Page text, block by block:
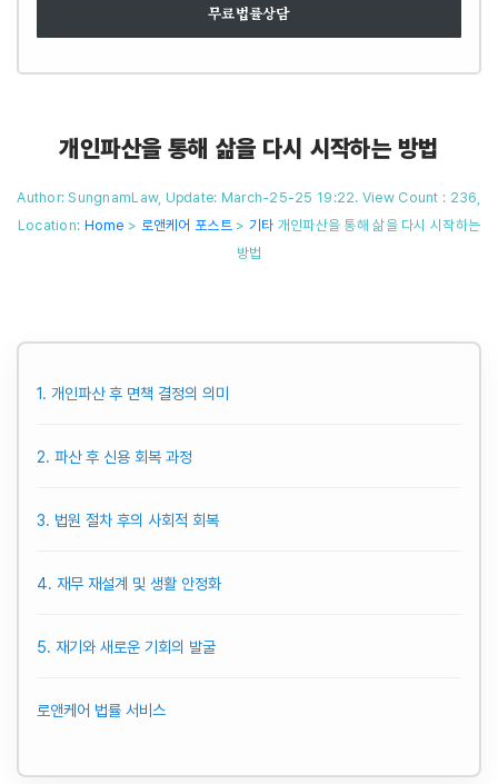
무료법률상담
개인파산을 통해 삶을 다시 시작하는 방법
Author: SungnamLaw, Update: March-25-25 19:22. View Count : 236,
Location: Home > 로앤케어 포스트 > 기타 개인파산을 통해 삶을 다시 시작하는
방법
1. 개인파산 후 면책 결정의 의미
2. 파산 후 신용 회복 과정
3. 법원 절차 후의 사회적 회복
4. 재무 재설계 및 생활 안정화
5. 재기와 새로운 기회의 발굴
로앤케어 법률 서비스